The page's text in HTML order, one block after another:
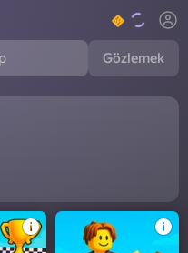
Gözlemek